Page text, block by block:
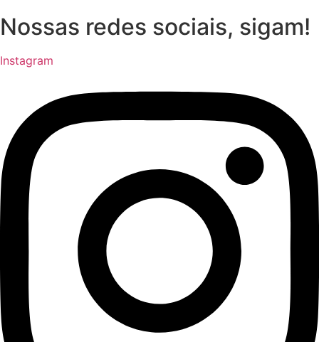
Nossas redes sociais, sigam!
Instagram